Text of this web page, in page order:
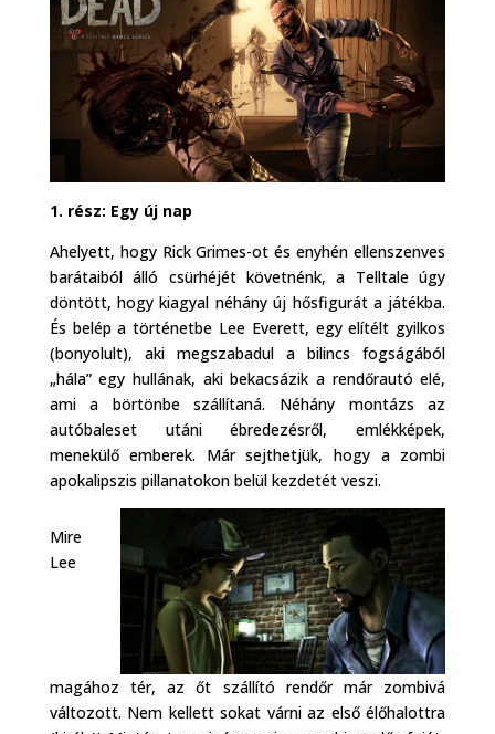
1. rész: Egy új nap
Ahelyett, hogy Rick Grimes-ot és enyhén ellenszenves
barátaiból álló csürhéjét követnénk, a Telltale úgy
döntött, hogy kiagyal néhány új hősfigurát a játékba.
És belép a történetbe Lee Everett, egy elítélt gyilkos
(bonyolult), aki megszabadul a bilincs fogságából
„hála” egy hullának, aki bekacsázik a rendőrautó elé,
ami a börtönbe szállítaná. Néhány montázs az
autóbaleset utáni ébredezésről, emlékképek,
menekülő emberek. Már sejthetjük, hogy a zombi
apokalipszis pillanatokon belül kezdetét veszi.
Mire
Lee
magához tér, az őt szállító rendőr már zombivá
változott. Nem kellett sokat várni az első élőhalottra